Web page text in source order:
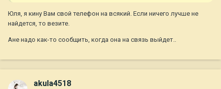
Юля, я кину Вам свой телефон на всякий. Если ничего лучше не
найдется, то везите.
Ане надо как-то сообщить, когда она на связь выйдет..
akula4518